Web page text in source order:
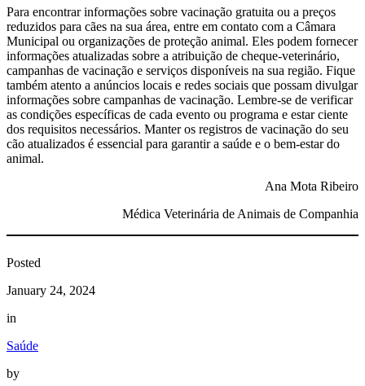
Para encontrar informações sobre vacinação gratuita ou a preços
reduzidos para cães na sua área, entre em contato com a Câmara
Municipal ou organizações de proteção animal. Eles podem fornecer
informações atualizadas sobre a atribuição de cheque-veterinário,
campanhas de vacinação e serviços disponíveis na sua região. Fique
também atento a anúncios locais e redes sociais que possam divulgar
informações sobre campanhas de vacinação. Lembre-se de verificar
as condições específicas de cada evento ou programa e estar ciente
dos requisitos necessários. Manter os registros de vacinação do seu
cão atualizados é essencial para garantir a saúde e o bem-estar do
animal.
Ana Mota Ribeiro
Médica Veterinária de Animais de Companhia
Posted
January 24, 2024
in
Saúde
by